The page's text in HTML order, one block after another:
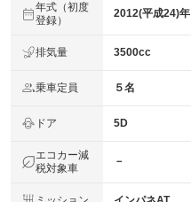
年式（初度
登録）
2012(平成24)年
排気量 3500cc
乗車定員 ５名
ドア 5D
エコカー減
税対象車
－